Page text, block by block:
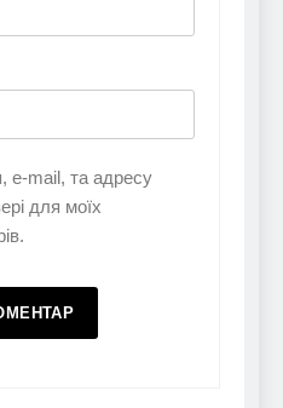
e-mail, та адресу
для моїх